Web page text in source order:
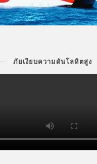
ภัยเงียบความดันโลหิตสูง